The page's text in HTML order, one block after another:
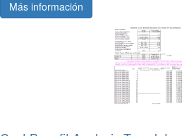
Más información